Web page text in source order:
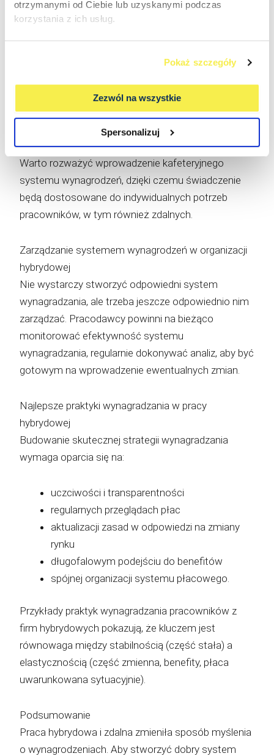
otrzymanymi od Ciebie lub uzyskanymi podczas
korzystania z ich usług.
Pokaż szczegóły
Zezwól na wszystkie
Spersonalizuj
sobie:
wynagrodzenie finansowe pracownika
niefinansowe wynagrodzenia
dodatki powiązane ze sposobem pracy
benefity rozwojowe i zapewniające
dobrostan pracowników
Warto rozważyć wprowadzenie kafeteryjnego
systemu wynagrodzeń, dzięki czemu świadczenie
będą dostosowane do indywidualnych potrzeb
pracowników, w tym również zdalnych.
Zarządzanie systemem wynagrodzeń w organizacji
hybrydowej
Nie wystarczy stworzyć odpowiedni system
wynagradzania, ale trzeba jeszcze odpowiednio nim
zarządzać. Pracodawcy powinni na bieżąco
monitorować efektywność systemu
wynagradzania, regularnie dokonywać analiz, aby być
gotowym na wprowadzenie ewentualnych zmian.
Najlepsze praktyki wynagradzania w pracy
hybrydowej
Budowanie skutecznej strategii wynagradzania
wymaga oparcia się na:
uczciwości i transparentności
regularnych przeglądach płac
aktualizacji zasad w odpowiedzi na zmiany
rynku
długofalowym podejściu do benefitów
spójnej organizacji systemu płacowego.
Przykłady praktyk wynagradzania pracowników z
firm hybrydowych pokazują, że kluczem jest
równowaga między stabilnością (część stała) a
elastycznością (część zmienna, benefity, płaca
uwarunkowana sytuacyjnie).
Podsumowanie
Praca hybrydowa i zdalna zmieniła sposób myślenia
o wynagrodzeniach. Aby stworzyć dobry system